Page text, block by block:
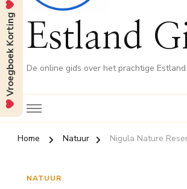
Estland
De online gids over het prachtige Estland
Home Natuur Nigula Nature
NATUUR
Vroegboek Korting